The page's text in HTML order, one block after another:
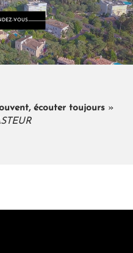
VOUS
écouter toujours »